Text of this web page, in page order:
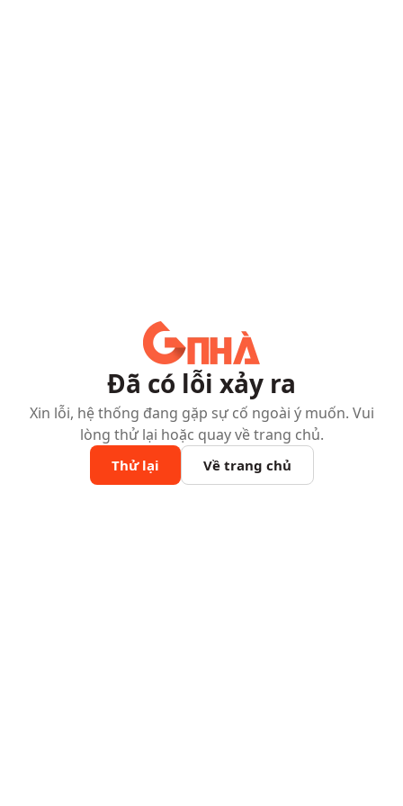
Đã có lỗi xảy ra
Xin lỗi, hệ thống đang gặp sự cố ngoài ý muốn. Vui
lòng thử lại hoặc quay về trang chủ.
Thử lại Về trang chủ